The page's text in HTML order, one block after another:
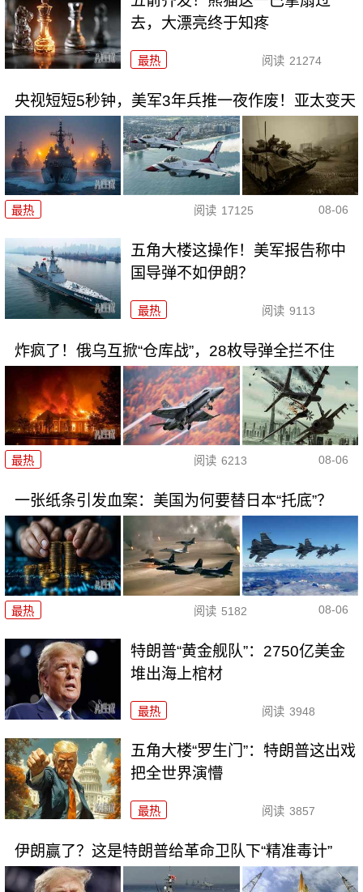
去，大漂亮终于知疼
最热 阅读 21274
央视短短5秒钟，美军3年兵推一夜作废！亚太变天
最热 阅读 17125 08-06
五角大楼这操作！美军报告称中
国导弹不如伊朗？
最热 阅读 9113
炸疯了！俄乌互掀“仓库战”，28枚导弹全拦不住
最热 阅读 6213 08-06
一张纸条引发血案：美国为何要替日本“托底”？
最热 阅读 5182 08-06
特朗普“黄金舰队”：2750亿美金
堆出海上棺材
最热 阅读 3948
五角大楼“罗生门”：特朗普这出戏
把全世界演懵
最热 阅读 3857
伊朗赢了？这是特朗普给革命卫队下“精准毒计”